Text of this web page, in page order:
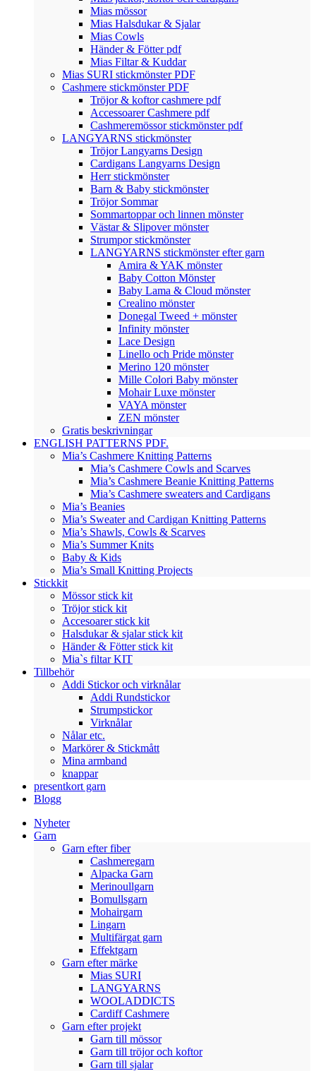
Mias mössor
Mias Halsdukar & Sjalar
Mias Cowls
Händer & Fötter pdf
Mias Filtar & Kuddar
Mias SURI stickmönster PDF
Cashmere stickmönster PDF
Tröjor & koftor cashmere pdf
Accessoarer Cashmere pdf
Cashmeremössor stickmönster pdf
LANGYARNS stickmönster
Tröjor Langyarns Design
Cardigans Langyarns Design
Herr stickmönster
Barn & Baby stickmönster
Tröjor Sommar
Sommartoppar och linnen mönster
Västar & Slipover mönster
Strumpor stickmönster
LANGYARNS stickmönster efter garn
Amira & YAK mönster
Baby Cotton Mönster
Baby Lama & Cloud mönster
Crealino mönster
Donegal Tweed + mönster
Infinity mönster
Lace Design
Linello och Pride mönster
Merino 120 mönster
Mille Colori Baby mönster
Mohair Luxe mönster
VAYA mönster
ZEN mönster
Gratis beskrivningar
ENGLISH PATTERNS PDF.
Mia’s Cashmere Knitting Patterns
Mia’s Cashmere Cowls and Scarves
Mia’s Cashmere Beanie Knitting Patterns
Mia’s Cashmere sweaters and Cardigans
Mia’s Beanies
Mia’s Sweater and Cardigan Knitting Patterns
Mia’s Shawls, Cowls & Scarves
Mia’s Summer Knits
Baby & Kids
Mia’s Small Knitting Projects
Stickkit
Mössor stick kit
Tröjor stick kit
Accesoarer stick kit
Halsdukar & sjalar stick kit
Händer & Fötter stick kit
Mia`s filtar KIT
Tillbehör
Addi Stickor och virknålar
Addi Rundstickor
Strumpstickor
Virknålar
Nålar etc.
Markörer & Stickmått
Mina armband
knappar
presentkort garn
Blogg
Nyheter
Garn
Garn efter fiber
Cashmeregarn
Alpacka Garn
Merinoullgarn
Bomullsgarn
Mohairgarn
Lingarn
Multifärgat garn
Effektgarn
Garn efter märke
Mias SURI
LANGYARNS
WOOLADDICTS
Cardiff Cashmere
Garn efter projekt
Garn till mössor
Garn till tröjor och koftor
Garn till sjalar